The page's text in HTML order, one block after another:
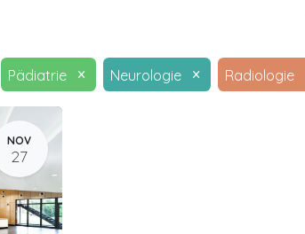
Pädiatrie × Neurologie × Radiologie
NOV
27